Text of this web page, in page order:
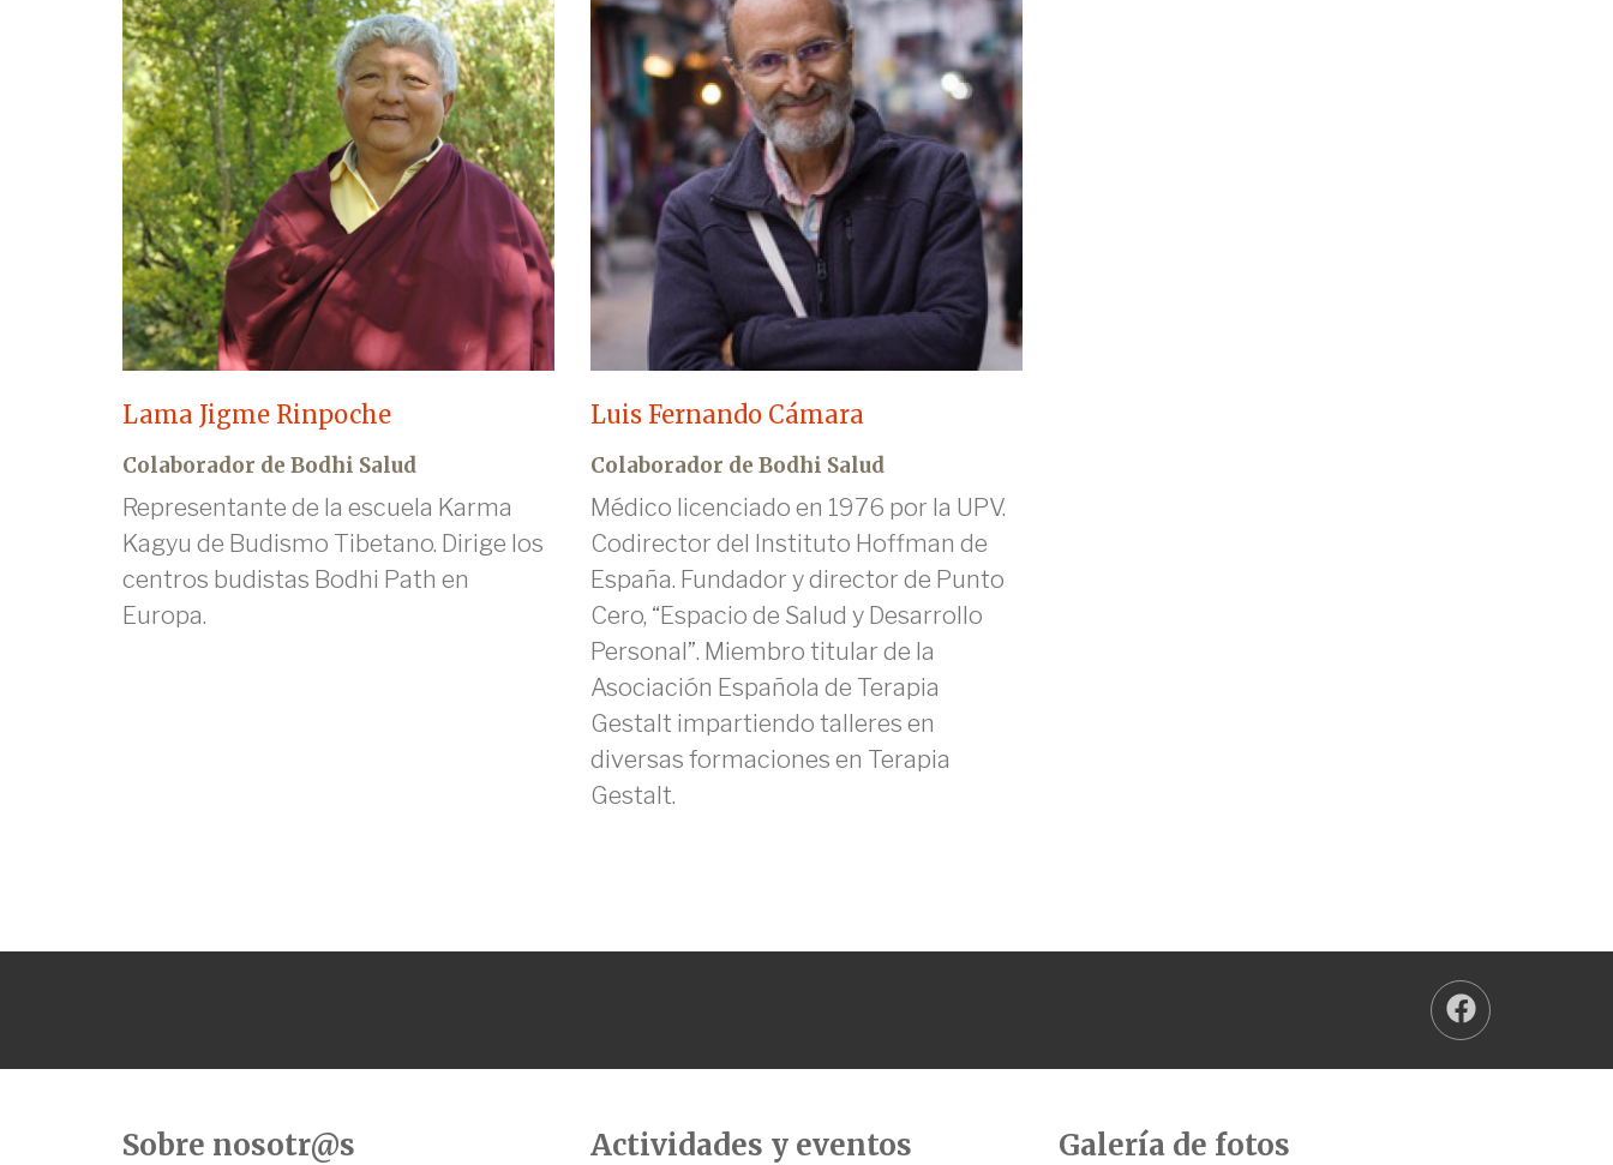
Lama Jigme Rinpoche
Colaborador de Bodhi Salud
Representante de la escuela Karma
Kagyu de Budismo Tibetano. Dirige los
centros budistas Bodhi Path en
Europa.
Luis Fernando Cámara
Colaborador de Bodhi Salud
Médico licenciado en 1976 por la UPV.
Codirector del Instituto Hoffman de
España. Fundador y director de Punto
Cero, “Espacio de Salud y Desarrollo
Personal”. Miembro titular de la
Asociación Española de Terapia
Gestalt impartiendo talleres en
diversas formaciones en Terapia
Gestalt.
Sobre nosotr@s Actividades y eventos Galería de fotos